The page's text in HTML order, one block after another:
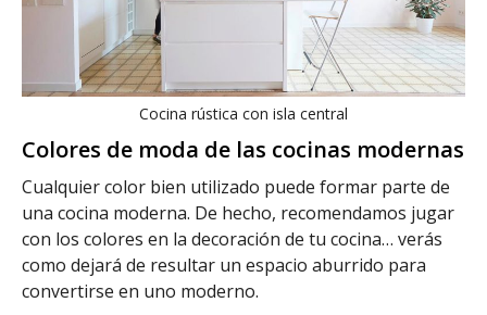
Cocina rústica con isla central
Colores de moda de las cocinas modernas
Cualquier color bien utilizado puede formar parte de
una cocina moderna. De hecho, recomendamos jugar
con los colores en la decoración de tu cocina… verás
como dejará de resultar un espacio aburrido para
convertirse en uno moderno.